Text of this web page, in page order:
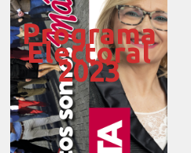
Programa
Electoral
2023